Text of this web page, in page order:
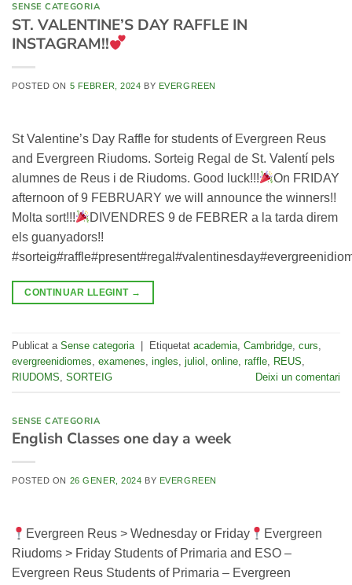
SENSE CATEGORIA
ST. VALENTINE’S DAY RAFFLE IN
INSTAGRAM!!
POSTED ON 5 FEBRER, 2024 BY EVERGREEN
St Valentine’s Day Raffle for students of Evergreen Reus
and Evergreen Riudoms. Sorteig Regal de St. Valentí pels
alumnes de Reus i de Riudoms. Good luck!!!
On FRIDAY
afternoon of 9 FEBRUARY we will announce the winners!!
Molta sort!!!
DIVENDRES 9 de FEBRER a la tarda direm
els guanyadors!!
CONTINUAR LLEGINT →
Publicat a Sense categoria Etiquetat academia, Cambridge, curs,
evergreenidiomes, examenes, ingles, juliol , online, raffle, REUS,
RIUDOMS, SORTEIG Deixi un comentari
SENSE CATEGORIA
English Classes one day a week
POSTED ON 26 GENER, 2024 BY EVERGREEN
Evergreen Reus > Wednesday or Friday
Evergreen
Riudoms > Friday Students of Primaria and ESO –
Evergreen Reus Students of Primaria – Evergreen